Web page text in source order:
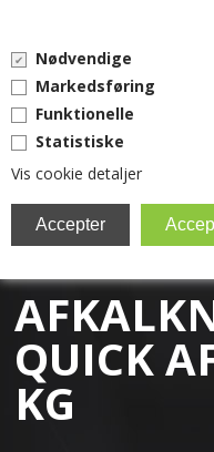
Nødvendige
Markedsføring
Funktionelle
Statistiske
Vis cookie detaljer
MENU
BRITA FILTER
EVERPURE
KAFFEMASKINER
QUICK
KG